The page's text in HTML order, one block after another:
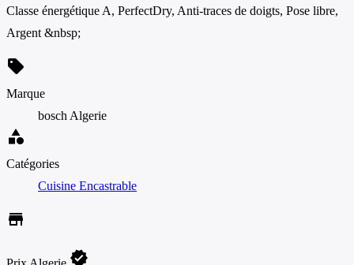
Classe énergétique A, PerfectDry, Anti-traces de doigts, Pose libre,
Argent &nbsp;
sell
Marque
bosch Algerie
category
Catégories
Cuisine Encastrable
store
verified